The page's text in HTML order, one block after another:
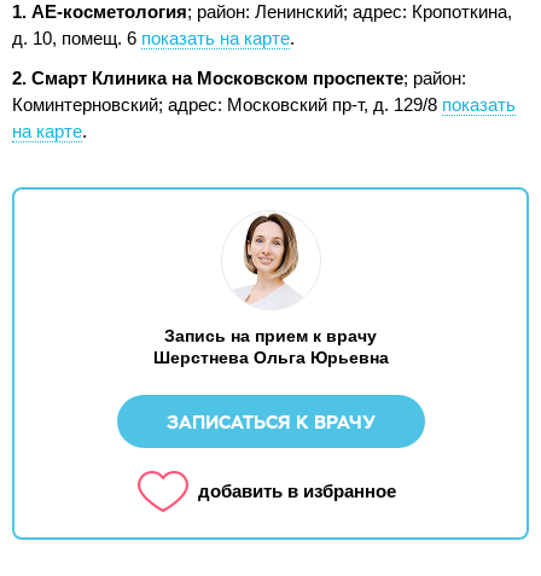
1. АЕ-косметология; район: Ленинский; адрес: Кропоткина,
д. 10, помещ. 6 показать на карте.
2. Смарт Клиника на Московском проспекте; район:
Коминтерновский; адрес: Московский пр-т, д. 129/8 показать
на карте.
Запись на прием к врачу
Шерстнева Ольга Юрьевна
ЗАПИСАТЬСЯ К ВРАЧУ
добавить в избранное